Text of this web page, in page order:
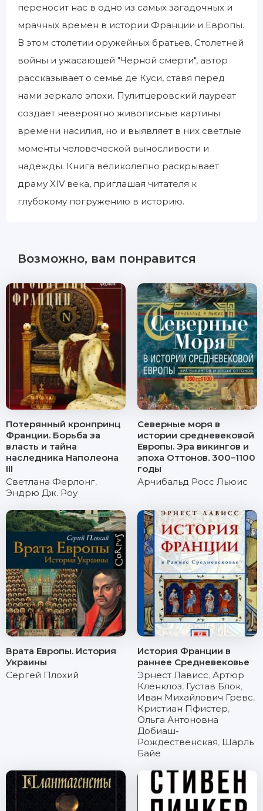
переносит нас в одно из самых загадочных и
мрачных времен в истории Франции и Европы.
В этом столетии оружейных братьев, Столетней
войны и ужасающей "Черной смерти", автор
рассказывает о семье де Куси, ставя перед
нами зеркало эпохи. Пулитцеровский лауреат
создает невероятно живописные картины
времени насилия, но и выявляет в них светлые
моменты человеческой выносливости и
надежды. Книга великолепно раскрывает
драму XIV века, приглашая читателя к
глубокому погружению в историю.
Возможно, вам понравится
Потерянный кронпринц
Франции. Борьба за
власть и тайна
наследника Наполеона
III
Светлана Ферлонг,
Эндрю Дж. Роу
Северные моря в
истории средневековой
Европы. Эра викингов и
эпоха Оттонов. 300–1100
годы
Арчибальд Росс Льюис
Врата Европы. История
Украины
Сергей Плохий
История Франции в
раннее Средневековье
Эрнест Лависс, Артюр
Кленклоз, Густав Блок,
Иван Михайлович Гревс,
Кристиан Пфистер,
Ольга Антоновна
Добиаш-
Рождественская, Шарль
Байе